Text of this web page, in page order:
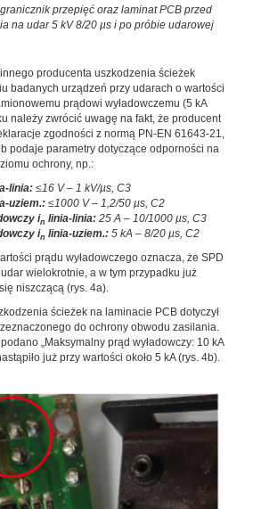
przepięć oraz laminat PCB przed
na udar 5 kV 8/20 µs i po próbie udarowej
producenta uszkodzenia ścieżek
badanych urządzeń przy udarach o wartości
prądowi wyładowczemu (5 kA
należy zwrócić uwagę na fakt, że producent
zgodności z normą PN-EN 61643-21,
podaje parametry dotyczące odporności na
ochrony, np.:
linia: ≤16 V – 1 kV/µs, C3
uziem.: ≤1000 V – 1,2/50 µs, C2
in linia-linia: 25 A – 10/1000 µs, C3
in linia-uziem.: 5 kA – 8/20 µs, C2
prądu wyładowczego oznacza, że SPD
wielokrotnie, a w tym przypadku już
niszczącą (rys. 4a).
ścieżek na laminacie PCB dotyczył
do ochrony obwodu zasilania.
„Maksymalny prąd wyładowczy: 10 kA
już przy wartości około 5 kA (rys. 4b).